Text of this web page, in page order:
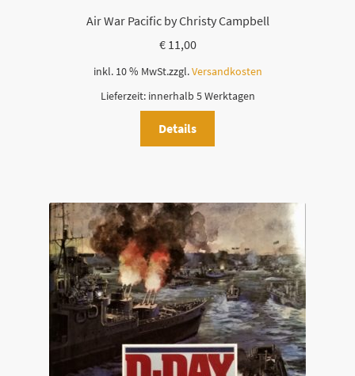
Air War Pacific by Christy Campbell
€11,00
inkl. 10 % MwSt.zzgl.Versandkosten
Lieferzeit: innerhalb 5 Werktagen
Details